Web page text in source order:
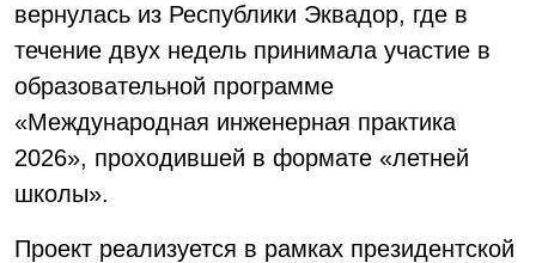
вернулась из Республики Эквадор, где в
течение двух недель принимала участие в
образовательной программе
«Международная инженерная практика
2026», проходившей в формате «летней
школы».
Проект реализуется в рамках президентской